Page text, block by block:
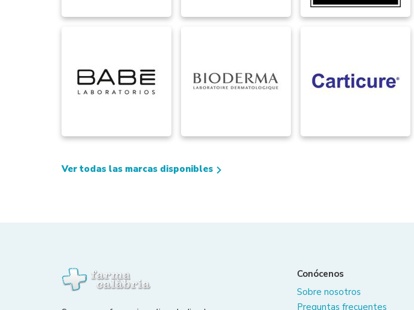
Ver todas las marcas disponibles
Conócenos
Sobre nosotros
Preguntas frecuentes